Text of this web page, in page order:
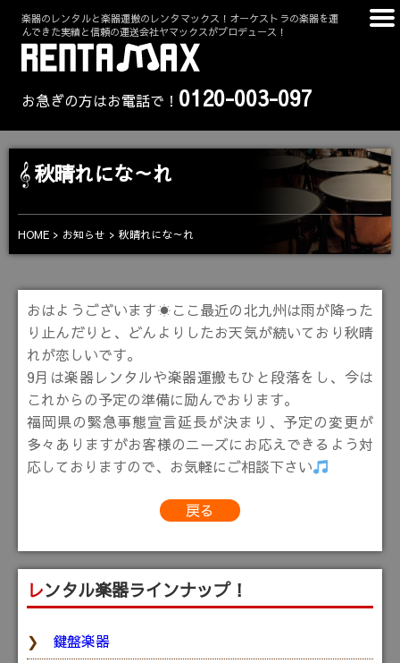
楽器のレンタルと楽器運搬のレンタマックス！オーケストラの楽器を運
んできた実績と信頼の運送会社ヤマックスがプロデュース！
お急ぎの方はお電話で！ 0120-003-097
秋晴れにな～れ
HOME お知らせ 秋晴れにな～れ
おはようございます☀ここ最近の北九州は雨が降った
り止んだりと、どんよりしたお天気が続いており秋晴
れが恋しいです。
9月は楽器レンタルや楽器運搬もひと段落をし、今は
これからの予定の準備に励んでおります。
福岡県の緊急事態宣言延長が決まり、予定の変更が
多々ありますがお客様のニーズにお応えできるよう対
応しておりますので、お気軽にご相談下さい
戻る
レンタル楽器ラインナップ！
鍵盤楽器